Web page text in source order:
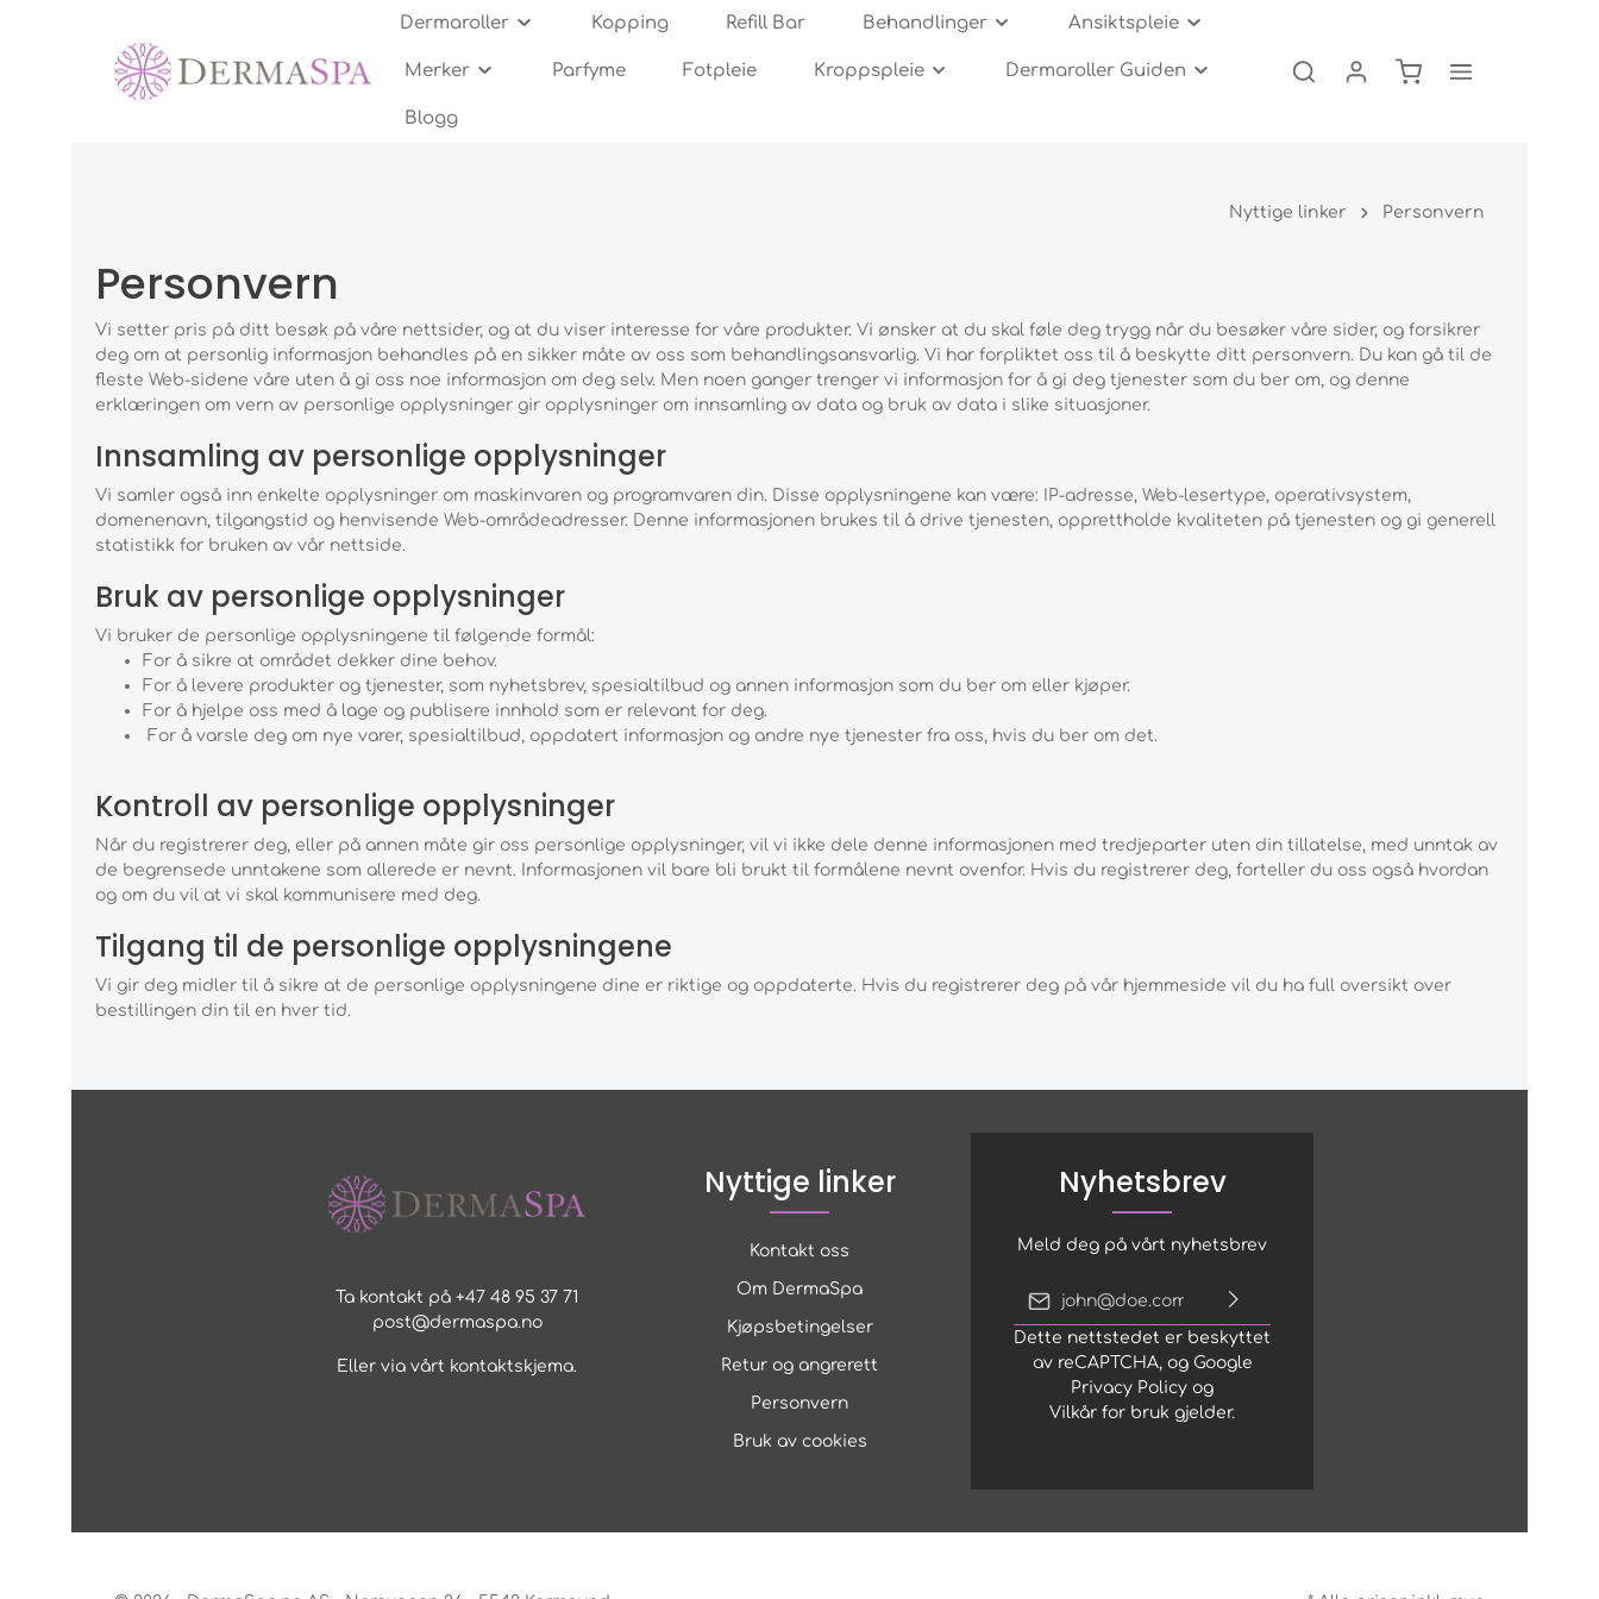
Dermaroller Kopping Refill Bar Behandlinger Ansiktspleie
Merker Parfyme Fotpleie Kroppspleie Dermaroller Guiden
Blogg
Anti-aging Cellulitter og strekkmerker Arr og akne-arr Serum og tilbehør
Anti-aging Dypere rynker/sinnarynken Cellulitter og strekkmerker
Serum Renseprodukter Ansiktskrem og fukt
Eksfoliering og peeling
White Lotus TUA Save My Face
Kitt og Sett Eksfoliering og Barbering Oljer og Fuktighet Kopping og Gua Sha
Nål-lengder Hvordan bruke dermaroller Rens og hygiene Spørsmål og svar
Nyttige linker Personvern
Personvern
Vi setter pris på ditt besøk på våre nettsider, og at du viser interesse for våre produkter. Vi ønsker at du skal føle deg trygg når du besøker våre sider, og forsikrer
deg om at personlig informasjon behandles på en sikker måte av oss som behandlingsansvarlig. Vi har forpliktet oss til å beskytte ditt personvern. Du kan gå til de
fleste Web-sidene våre uten å gi oss noe informasjon om deg selv. Men noen ganger trenger vi informasjon for å gi deg tjenester som du ber om, og denne
erklæringen om vern av personlige opplysninger gir opplysninger om innsamling av data og bruk av data i slike situasjoner.
Innsamling av personlige opplysninger
Vi samler også inn enkelte opplysninger om maskinvaren og programvaren din. Disse opplysningene kan være: IP-adresse, Web-lesertype, operativsystem,
domenenavn, tilgangstid og henvisende Web-områdeadresser. Denne informasjonen brukes til å drive tjenesten, opprettholde kvaliteten på tjenesten og gi generell
statistikk for bruken av vår nettside.
Bruk av personlige opplysninger
Vi bruker de personlige opplysningene til følgende formål:
For å sikre at området dekker dine behov.
For å levere produkter og tjenester, som nyhetsbrev, spesialtilbud og annen informasjon som du ber om eller kjøper.
For å hjelpe oss med å lage og publisere innhold som er relevant for deg.
For å varsle deg om nye varer, spesialtilbud, oppdatert informasjon og andre nye tjenester fra oss, hvis du ber om det.
Kontroll av personlige opplysninger
Når du registrerer deg, eller på annen måte gir oss personlige opplysninger, vil vi ikke dele denne informasjonen med tredjeparter uten din tillatelse, med unntak av
de begrensede unntakene som allerede er nevnt. Informasjonen vil bare bli brukt til formålene nevnt ovenfor. Hvis du registrerer deg, forteller du oss også hvordan
og om du vil at vi skal kommunisere med deg.
Tilgang til de personlige opplysningene
Vi gir deg midler til å sikre at de personlige opplysningene dine er riktige og oppdaterte. Hvis du registrerer deg på vår hjemmeside vil du ha full oversikt over
bestillingen din til en hver tid.
Nyhetsbrev
Meld deg på vårt nyhetsbrev
E-postadresse*
Jeg har lest informasjon om
personvern.
Dette nettstedet er beskyttet
av reCAPTCHA, og Google
Privacy Policy og
Vilkår for bruk gjelder.
Ta kontakt på +47 48 95 37 71
post@dermaspa.no
Eller via vårt kontaktskjema.
Nyttige linker
Kontakt oss
Om DermaSpa
Kjøpsbetingelser
Retur og angrerett
Personvern
Bruk av cookies